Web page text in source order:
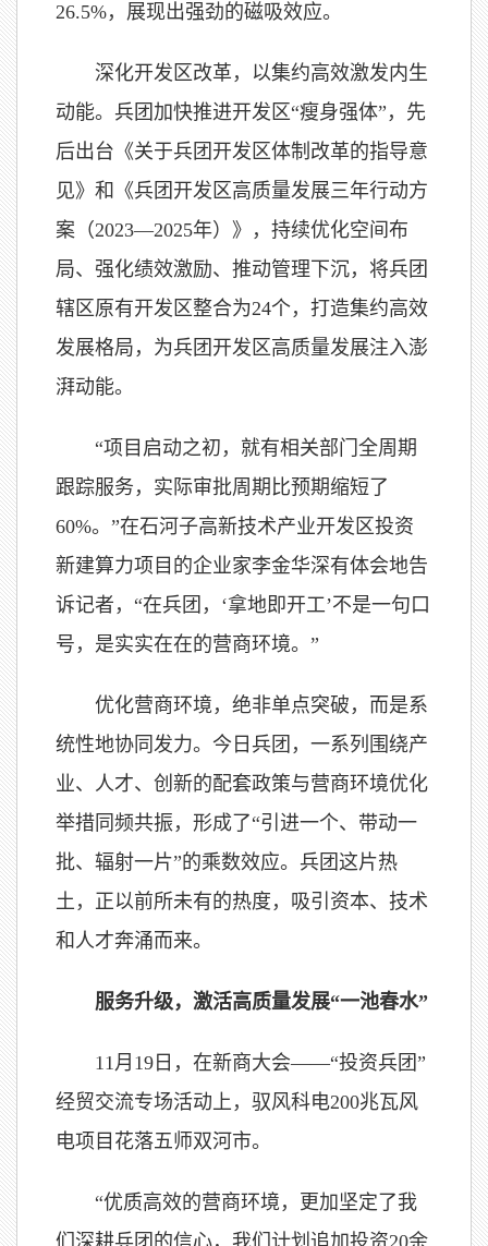
26.5%，展现出强劲的磁吸效应。
深化开发区改革，以集约高效激发内生
动能。兵团加快推进开发区“瘦身强体”，先
后出台《关于兵团开发区体制改革的指导意
见》和《兵团开发区高质量发展三年行动方
案（2023—2025年）》，持续优化空间布
局、强化绩效激励、推动管理下沉，将兵团
辖区原有开发区整合为24个，打造集约高效
发展格局，为兵团开发区高质量发展注入澎
湃动能。
“项目启动之初，就有相关部门全周期
跟踪服务，实际审批周期比预期缩短了
60%。”在石河子高新技术产业开发区投资
新建算力项目的企业家李金华深有体会地告
诉记者，“在兵团，‘拿地即开工’不是一句口
号，是实实在在的营商环境。”
优化营商环境，绝非单点突破，而是系
统性地协同发力。今日兵团，一系列围绕产
业、人才、创新的配套政策与营商环境优化
举措同频共振，形成了“引进一个、带动一
批、辐射一片”的乘数效应。兵团这片热
土，正以前所未有的热度，吸引资本、技术
和人才奔涌而来。
服务升级，激活高质量发展“一池春水”
11月19日，在新商大会——“投资兵团”
经贸交流专场活动上，驭风科电200兆瓦风
电项目花落五师双河市。
“优质高效的营商环境，更加坚定了我
们深耕兵团的信心，我们计划追加投资20余